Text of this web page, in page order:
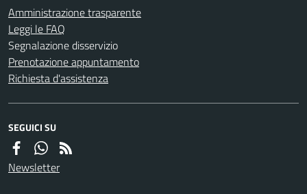
Amministrazione trasparente
Leggi le FAQ
Segnalazione disservizio
Prenotazione appuntamento
Richiesta d'assistenza
SEGUICI SU
Newsletter